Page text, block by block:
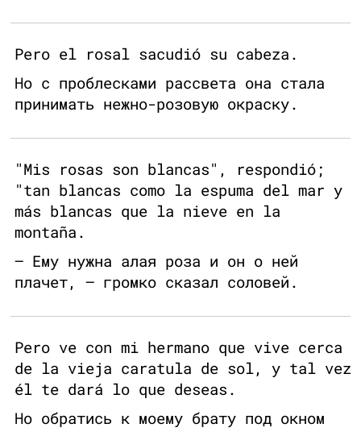
Pero el rosal sacudió su cabeza.
Но с проблесками рассвета она стала
принимать нежно-розовую окраску.
"Mis rosas son blancas", respondió;
"tan blancas como la espuma del mar y
más blancas que la nieve en la
montaña.
— Ему нужна алая роза и он о ней
плачет, — громко сказал соловей.
Pero ve con mi hermano que vive cerca
de la vieja caratula de sol, y tal vez
él te dará lo que deseas.
Но обратись к моему брату под окном